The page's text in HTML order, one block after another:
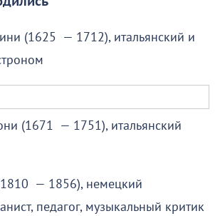
(1625 — 1712), итальянский и
(1671 — 1751), итальянский
— 1856), немецкий
педагог, музыкальный критик